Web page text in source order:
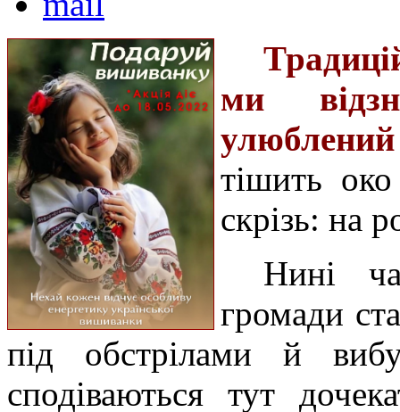
ми
тішить
скрізь: на
Нині
громади
під обстрілами й
сподіваються тут